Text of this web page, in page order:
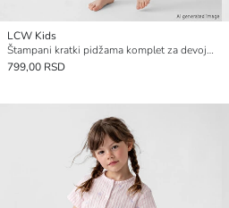
LCW Kids
Štampani kratki pidžama komplet za devojčice
799,00 RSD